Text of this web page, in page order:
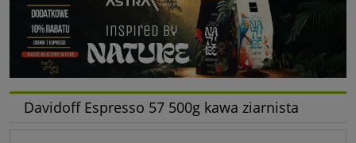
Davidoff Espresso 57 500g kawa ziarnista